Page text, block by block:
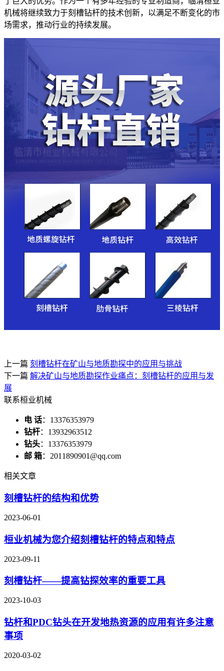
机械将继续致力于刻槽钻杆的技术创新，以满足不断变化的市
场需求，推动行业的持续发展。
上一篇 刻槽钻杆在矿山与地质勘探中的应用与挑战
下一篇 解决矿山与地质勘探作业痛点：刻槽钻杆的应用与发
展
联系桓业机械
电 话：13376353979
钻杆：13932963512
钻头：13376353979
邮 箱：2011890901@qq.com
相关文章
刻槽钻杆的结构和优势
2023-06-01
桓业机械为您介绍刻槽钻杆的特点和特点
2023-09-11
刻槽钻杆——提高钻探效率的重要工具
2023-10-03
钻杆和PDC钻头在开发地热资源的应用有许多注意
事项
2020-03-02